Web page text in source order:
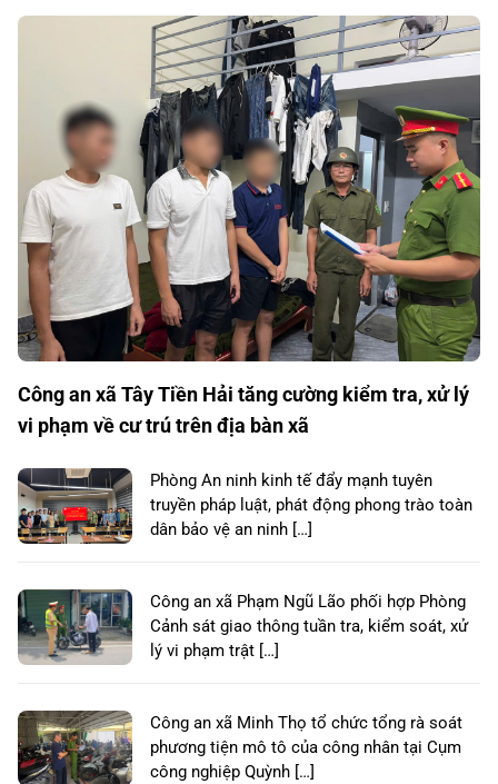
Công an xã Tây Tiền Hải tăng cường kiểm tra, xử lý
vi phạm về cư trú trên địa bàn xã
Phòng An ninh kinh tế đẩy mạnh tuyên
truyền pháp luật, phát động phong trào toàn
dân bảo vệ an ninh […]
Công an xã Phạm Ngũ Lão phối hợp Phòng
Cảnh sát giao thông tuần tra, kiểm soát, xử
lý vi phạm trật […]
Công an xã Minh Thọ tổ chức tổng rà soát
phương tiện mô tô của công nhân tại Cụm
công nghiệp Quỳnh […]